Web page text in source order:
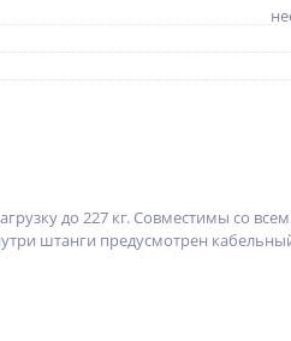
до 227 кг. Совместимы со
штанги предусмотрен